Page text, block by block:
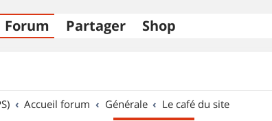
Forum Partager Shop
Accueil forum Générale Le café du site